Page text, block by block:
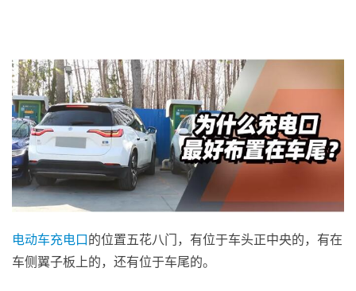
电动车充电口的位置五花八门，有位于车头正中央的，有在
车侧翼子板上的，还有位于车尾的。